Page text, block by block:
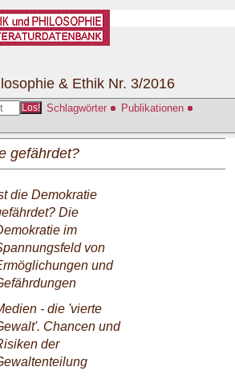
Los! Schlagwörter
Publikationen
& Ethik Nr. 3/2016
gefährdet?
die Demokratie
Die
im
von
und
- die 'vierte
Chancen und
der